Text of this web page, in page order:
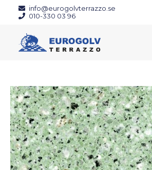
info@eurogolvterrazzo.se
010-330 03 96